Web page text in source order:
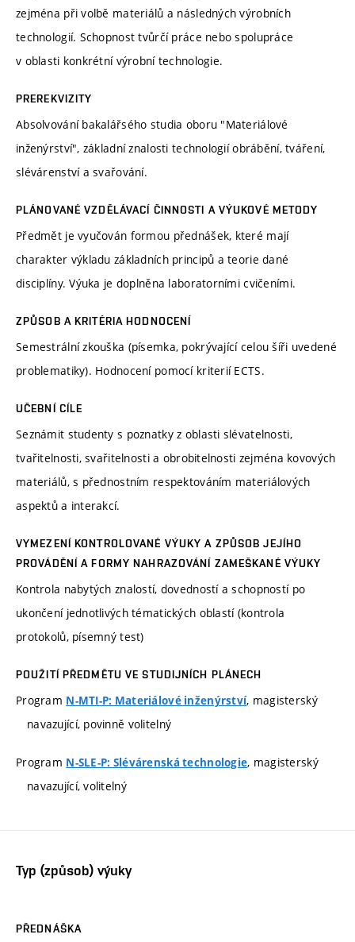
zejména při volbě materiálů a následných výrobních
technologií. Schopnost tvůrčí práce nebo spolupráce
v oblasti konkrétní výrobní technologie.
PREREKVIZITY
Absolvování bakalářsého studia oboru "Materiálové
inženýrství", základní znalosti technologií obrábění, tváření,
slévárenství a svařování.
PLÁNOVANÉ VZDĚLÁVACÍ ČINNOSTI A VÝUKOVÉ METODY
Předmět je vyučován formou přednášek, které mají
charakter výkladu základních principů a teorie dané
disciplíny. Výuka je doplněna laboratorními cvičeními.
ZPŮSOB A KRITÉRIA HODNOCENÍ
Semestrální zkouška (písemka, pokrývající celou šíři uvedené
problematiky). Hodnocení pomocí kriterií ECTS.
UČEBNÍ CÍLE
Seznámit studenty s poznatky z oblasti slévatelnosti,
tvařitelnosti, svařitelnosti a obrobitelnosti zejména kovových
materiálů, s přednostním respektováním materiálových
aspektů a interakcí.
VYMEZENÍ KONTROLOVANÉ VÝUKY A ZPŮSOB JEJÍHO
PROVÁDĚNÍ A FORMY NAHRAZOVÁNÍ ZAMEŠKANÉ VÝUKY
Kontrola nabytých znalostí, dovedností a schopností po
ukončení jednotlivých tématických oblastí (kontrola
protokolů, písemný test)
POUŽITÍ PŘEDMĚTU VE STUDIJNÍCH PLÁNECH
Program N-MTI-P: Materiálové inženýrství, magisterský
navazující, povinně volitelný
Program N-SLE-P: Slévárenská technologie, magisterský
navazující, volitelný
Typ (způsob) výuky
PŘEDNÁŠKA